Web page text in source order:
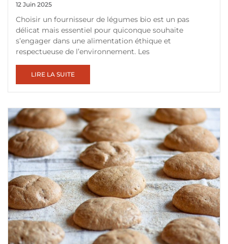
12 Juin 2025
Choisir un fournisseur de légumes bio est un pas
délicat mais essentiel pour quiconque souhaite
s’engager dans une alimentation éthique et
respectueuse de l’environnement. Les
LIRE LA SUITE